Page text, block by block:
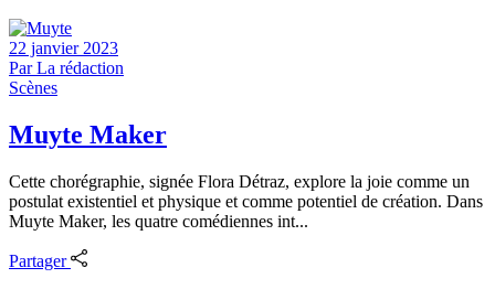
22 janvier 2023
ParLa rédaction
Scènes
Muyte Maker
Cette chorégraphie, signée Flora Détraz, explore la joie comme un
postulat existentiel et physique et comme potentiel de création. Dans
Muyte Maker, les quatre comédiennes int...
Partager